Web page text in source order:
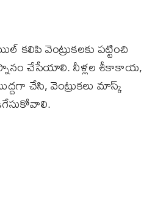
కలిపి వెంట్రుకలకు పట్టించి
చేసేయాలి. నీళ్లల శీకాకాయ,
చేసి, వెంట్రుకలు మాస్క్‌